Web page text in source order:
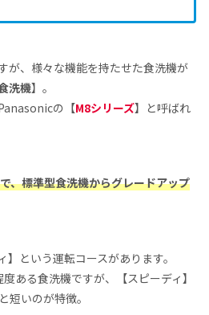
が、様々な機能を持たせた食洗機が
洗機】。
の【M8シリーズ】と呼ばれ
、標準型食洗機からグレードアップ
という運転コースがあります。
ある食洗機ですが、【スピーディ】
短いのが特徴。